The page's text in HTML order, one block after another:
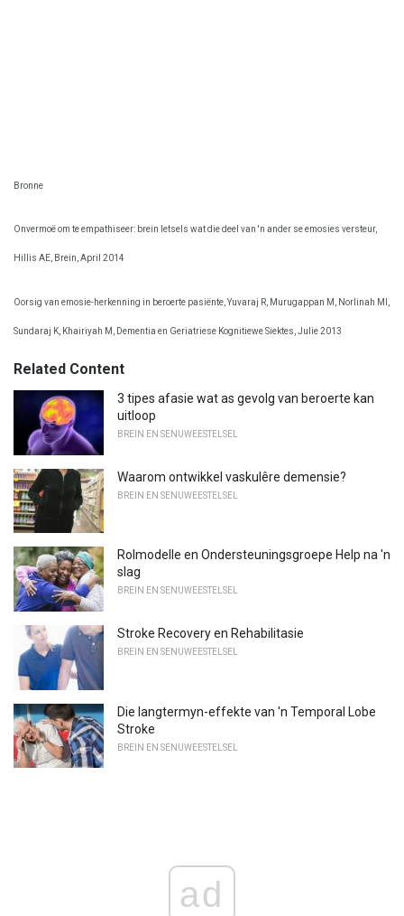
Bronne
Onvermoë om te empathiseer: brein letsels wat die deel van 'n ander se emosies versteur,
Hillis AE, Brein, April 2014
Oorsig van emosie-herkenning in beroerte pasiënte, Yuvaraj R, Murugappan M, Norlinah MI,
Sundaraj K, Khairiyah M, Dementia en Geriatriese Kognitiewe Siektes, Julie 2013
Related Content
3 tipes afasie wat as gevolg van beroerte kan
uitloop
BREIN EN SENUWEESTELSEL
Waarom ontwikkel vaskulêre demensie?
BREIN EN SENUWEESTELSEL
Rolmodelle en Ondersteuningsgroepe Help na 'n
slag
BREIN EN SENUWEESTELSEL
Stroke Recovery en Rehabilitasie
BREIN EN SENUWEESTELSEL
Die langtermyn-effekte van 'n Temporal Lobe
Stroke
BREIN EN SENUWEESTELSEL
ad